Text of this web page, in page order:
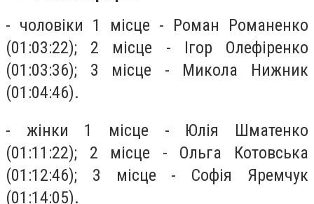
- чоловіки 1 місце - Роман Романенко
(01:03:22); 2 місце - Ігор Олефіренко
(01:03:36); 3 місце - Микола Нижник
(01:04:46).
- жінки 1 місце - Юлія Шматенко
(01:11:22); 2 місце - Ольга Котовська
(01:12:46); 3 місце - Софія Яремчук
(01:14:05).